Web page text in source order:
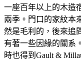
一座百年以上的木造
兩季。門口的家紋本
然是毛利的，後來追
有著一些因緣的關系
時也得到Gault &